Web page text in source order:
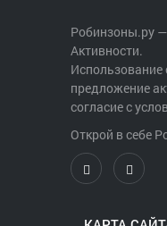
Робинзоны.ру —
Активности.
Использование
предложение
согласие с
Открой в себе